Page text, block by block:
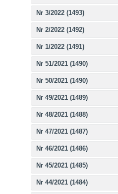
Nr 3/2022 (1493)
Nr 2/2022 (1492)
Nr 1/2022 (1491)
Nr 51/2021 (1490)
Nr 50/2021 (1490)
Nr 49/2021 (1489)
Nr 48/2021 (1488)
Nr 47/2021 (1487)
Nr 46/2021 (1486)
Nr 45/2021 (1485)
Nr 44/2021 (1484)